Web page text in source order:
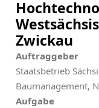
Zwickau
Auftraggeber
Staatsbetrieb
Baumanagement,
Aufgabe